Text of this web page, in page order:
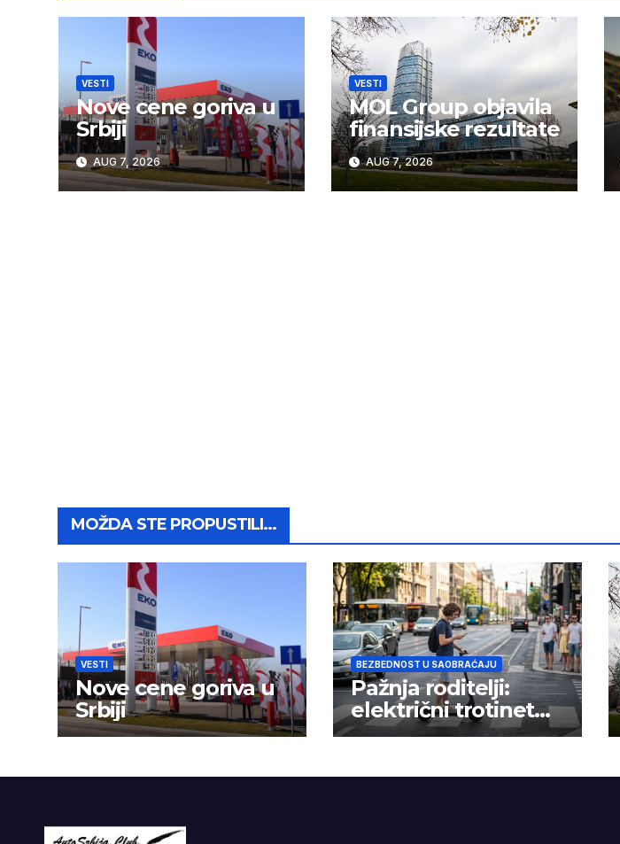
VESTI
Nove cene goriva u
Srbiji
AUG 7, 2026
VESTI
MOL Group objavila
finansijske rezultate
AUG 7, 2026
MOŽDA STE PROPUSTILI...
VESTI
Nove cene goriva u
Srbiji
BEZBEDNOST U SAOBRAĆAJU
Pažnja roditelji:
električni trotinet
nije igračka